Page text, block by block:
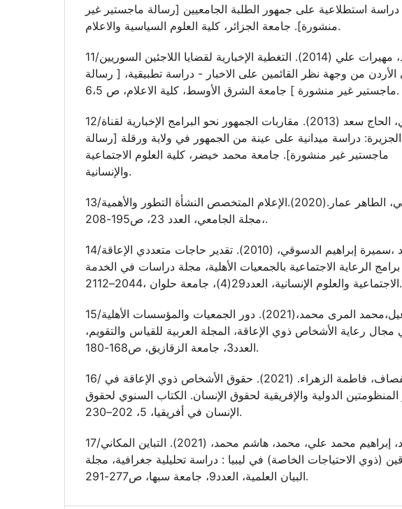
دراسة استطلاعية على جمهور الطلبة الجامعيين [رسالة ماجستير غير
منشورة]. جامعة الجزائر، كلية العلوم السياسية والاعلام.
11/محمد، مهيرات علي (2014). التغطية الإخبارية لقضايا اللاجئين السوريين
من وجهة نظر القائمين على الاخبار - دراسة تطبيقية، [ رسالة
ماجستير غير منشورة ] جامعة الشرق الأوسط، كلية الاعلام، ص 6،5.
12/زواوي، الحاج سعد (2013). مقاربات الجمهور نحو البرامج الإخبارية لقناة
الجزيرة: دراسة ميدانية على عينة من الجمهور في ولاية ورقلة [رسالة
ماجستير غير منشورة]. جامعة محمد خيضر، كلية العلوم الاجتماعية
والإنسانية.
13/العباني، الطاهر عمار.(2020).الإعلام المتخصص النشأة التطور والأهمية
،مجلة الجامعي، العدد 23، ص195-208.
14/محمد ،سميرة إبراهيم الدسوقي، (2010). تقدير حاجات متعددي الإعاقة
الرعاية الاجتماعية بالجمعيات الأهلية، مجلة دراسات في الخدمة
الاجتماعية والعلوم الإنسانية، العدد29(4)، جامعة حلوان ،2044–2112.
15/اسماعيل،محمد المرى محمد،(2021). دور الجمعيات والمؤسسات الأهلية
مجال رعاية الأشخاص ذوي الإعاقة، المجلة العربية للقياس والتقويم،
العدد3، جامعة الزقازيق، ص168-180.
16/ صفصاف، فاطمة الزهراء. (2021). حقوق الأشخاص ذوي الإعاقة في
المنظومتين الدولية والإفريقية لحقوق الإنسان. الكتاب السنوي لحقوق
الإنسان في أفريقيا، 5، 202–230.
17/محمد، إبراهيم محمد علي، محمد، هاشم محمد، (2021). التباين المكاني
(ذوي الاحتياجات الخاصة) في ليبيا : دراسة تحليلية جغرافية، مجلة
البيان العلمية، العدد9، جامعة سبها، ص277-291.